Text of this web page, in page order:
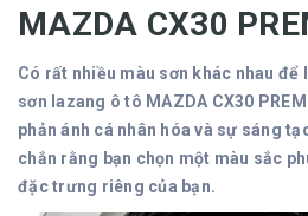
MAZDA CX30
Có rất nhiều màu sơn khác nhau để
sơn lazang ô tô MAZDA CX30
phản ánh cá nhân hóa và sự sáng
chắn rằng bạn chọn một màu sắc
đặc trưng riêng của bạn.